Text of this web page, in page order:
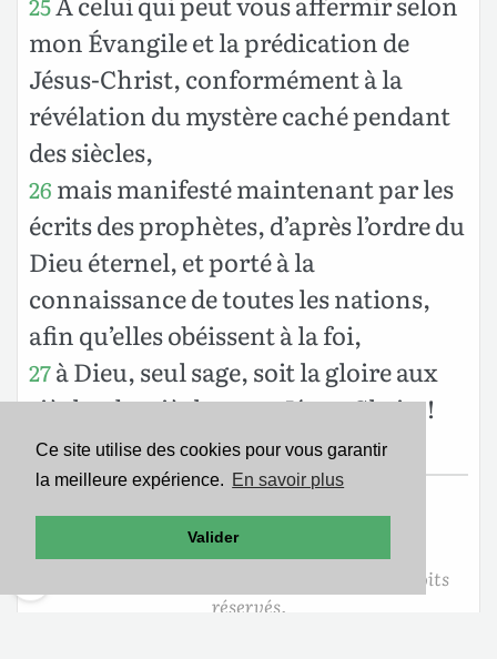
Ce site utilise des cookies pour vous garantir
la meilleure expérience. En savoir plus
Valider
mon Évangile et la prédication de
Jésus-Christ, conformément à la
révélation du mystère caché pendant
des siècles,
26 mais manifesté maintenant par les
écrits des prophètes, d’après l’ordre du
Dieu éternel, et porté à la
connaissance de toutes les nations,
afin qu’elles obéissent à la foi,
27à Dieu, seul sage, soit la gloire aux
siècles des siècles, par Jésus-Christ !
Amen !
Texte de la Nouvelle Édition de Genève
Copyright ©1979Société Biblique de Genève
Reproduit avec aimable autorisation. Tous droits
réservés.